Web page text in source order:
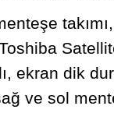
ekran dik
ve sol